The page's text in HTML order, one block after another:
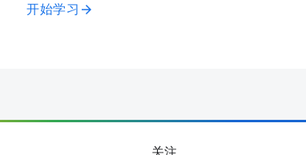
开始学习 arrow_forward